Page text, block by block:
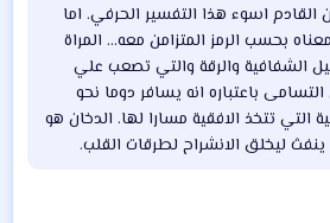
القادم اسوء هذا التفسير الحرفي. اما
بحسب الرمز المتزامن معه... المراة
الشفافية والرقة والتي تصعب علي
باعتباره انه يسافر دوما نحو
تتخذ الافقية مسارا لها. الدخان هو
ليخلق الانشراح لطرقات القلب.